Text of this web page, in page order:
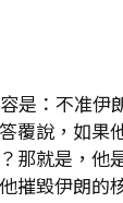
是：不准伊
覆說，如果
那就是，他
毀伊朗的